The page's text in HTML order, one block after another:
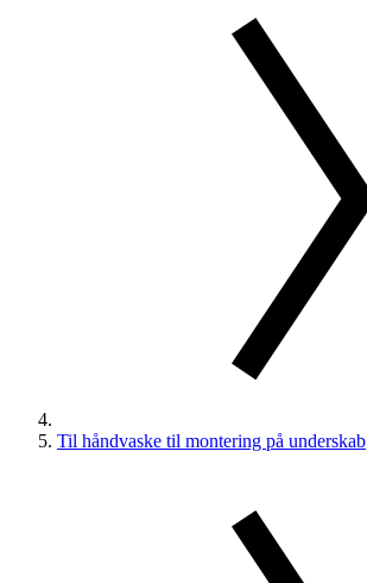
Til håndvaske til montering på underskab